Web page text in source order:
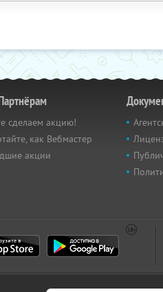
сделаем акцию!
как Вебмастер
акции